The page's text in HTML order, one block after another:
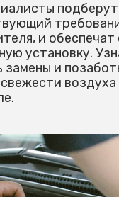
и обеспечат
установку.
замены и